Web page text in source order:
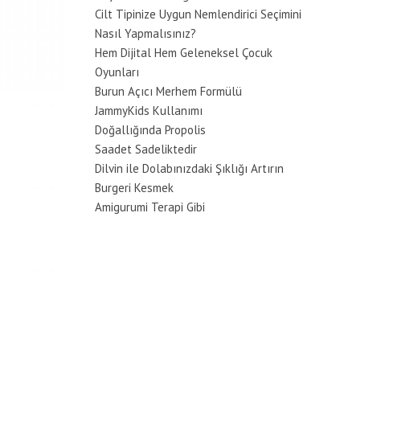
Cilt Tipinize Uygun Nemlendirici Seçimini
Nasıl Yapmalısınız?
Hem Dijital Hem Geleneksel Çocuk
Oyunları
Burun Açıcı Merhem Formülü
JammyKids Kullanımı
Doğallığında Propolis
Saadet Sadeliktedir
Dilvin ile Dolabınızdaki Şıklığı Artırın
Burgeri Kesmek
Amigurumi Terapi Gibi